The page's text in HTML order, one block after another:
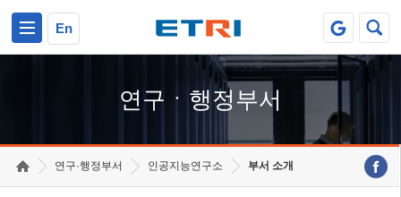
En
연구ㆍ행정부서
연구·행정부서 인공지능연구소 부서 소개